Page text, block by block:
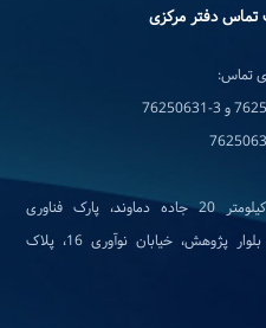
تماس دفتر مرکزی
تماس:
تهران، کیلومتر 20 جاده دماوند، پارک فناوری
پردیس، بلوار پژوهش، خیابان نوآوری 16، پلاک